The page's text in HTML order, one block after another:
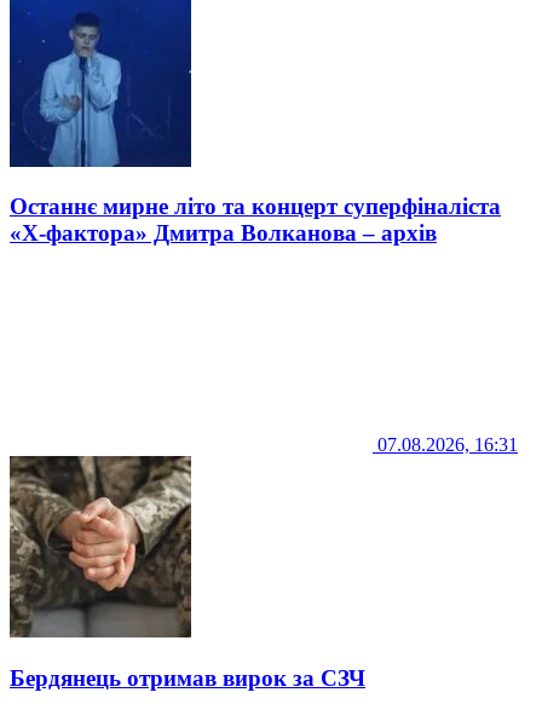
Останнє мирне літо та концерт суперфіналіста
«Х-фактора» Дмитра Волканова – архів
07.08.2026, 16:31
Бердянець отримав вирок за СЗЧ